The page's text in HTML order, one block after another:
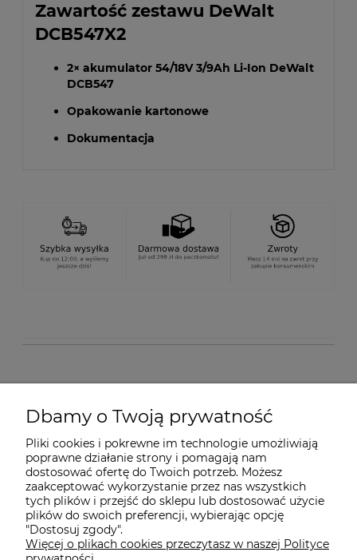
Zawartość zestawu DeWalt
DCB547X2
2× akumulator 54/18V 3/9Ah Li-Ion DeWalt
DCB547
Opakowanie kartonowe
Dokumentacja
O nas
Dostawa i płatności
Pomoc
Gwarancja i Serwis
Dbamy o Twoją prywatność
Pliki cookies i pokrewne im technologie umożliwiają
poprawne działanie strony i pomagają nam
dostosować ofertę do Twoich potrzeb. Możesz
zaakceptować wykorzystanie przez nas wszystkich
tych plików i przejść do sklepu lub dostosować użycie
plików do swoich preferencji, wybierając opcję
"Dostosuj zgody".
Więcej o plikach cookies przeczytasz w naszej Polityce